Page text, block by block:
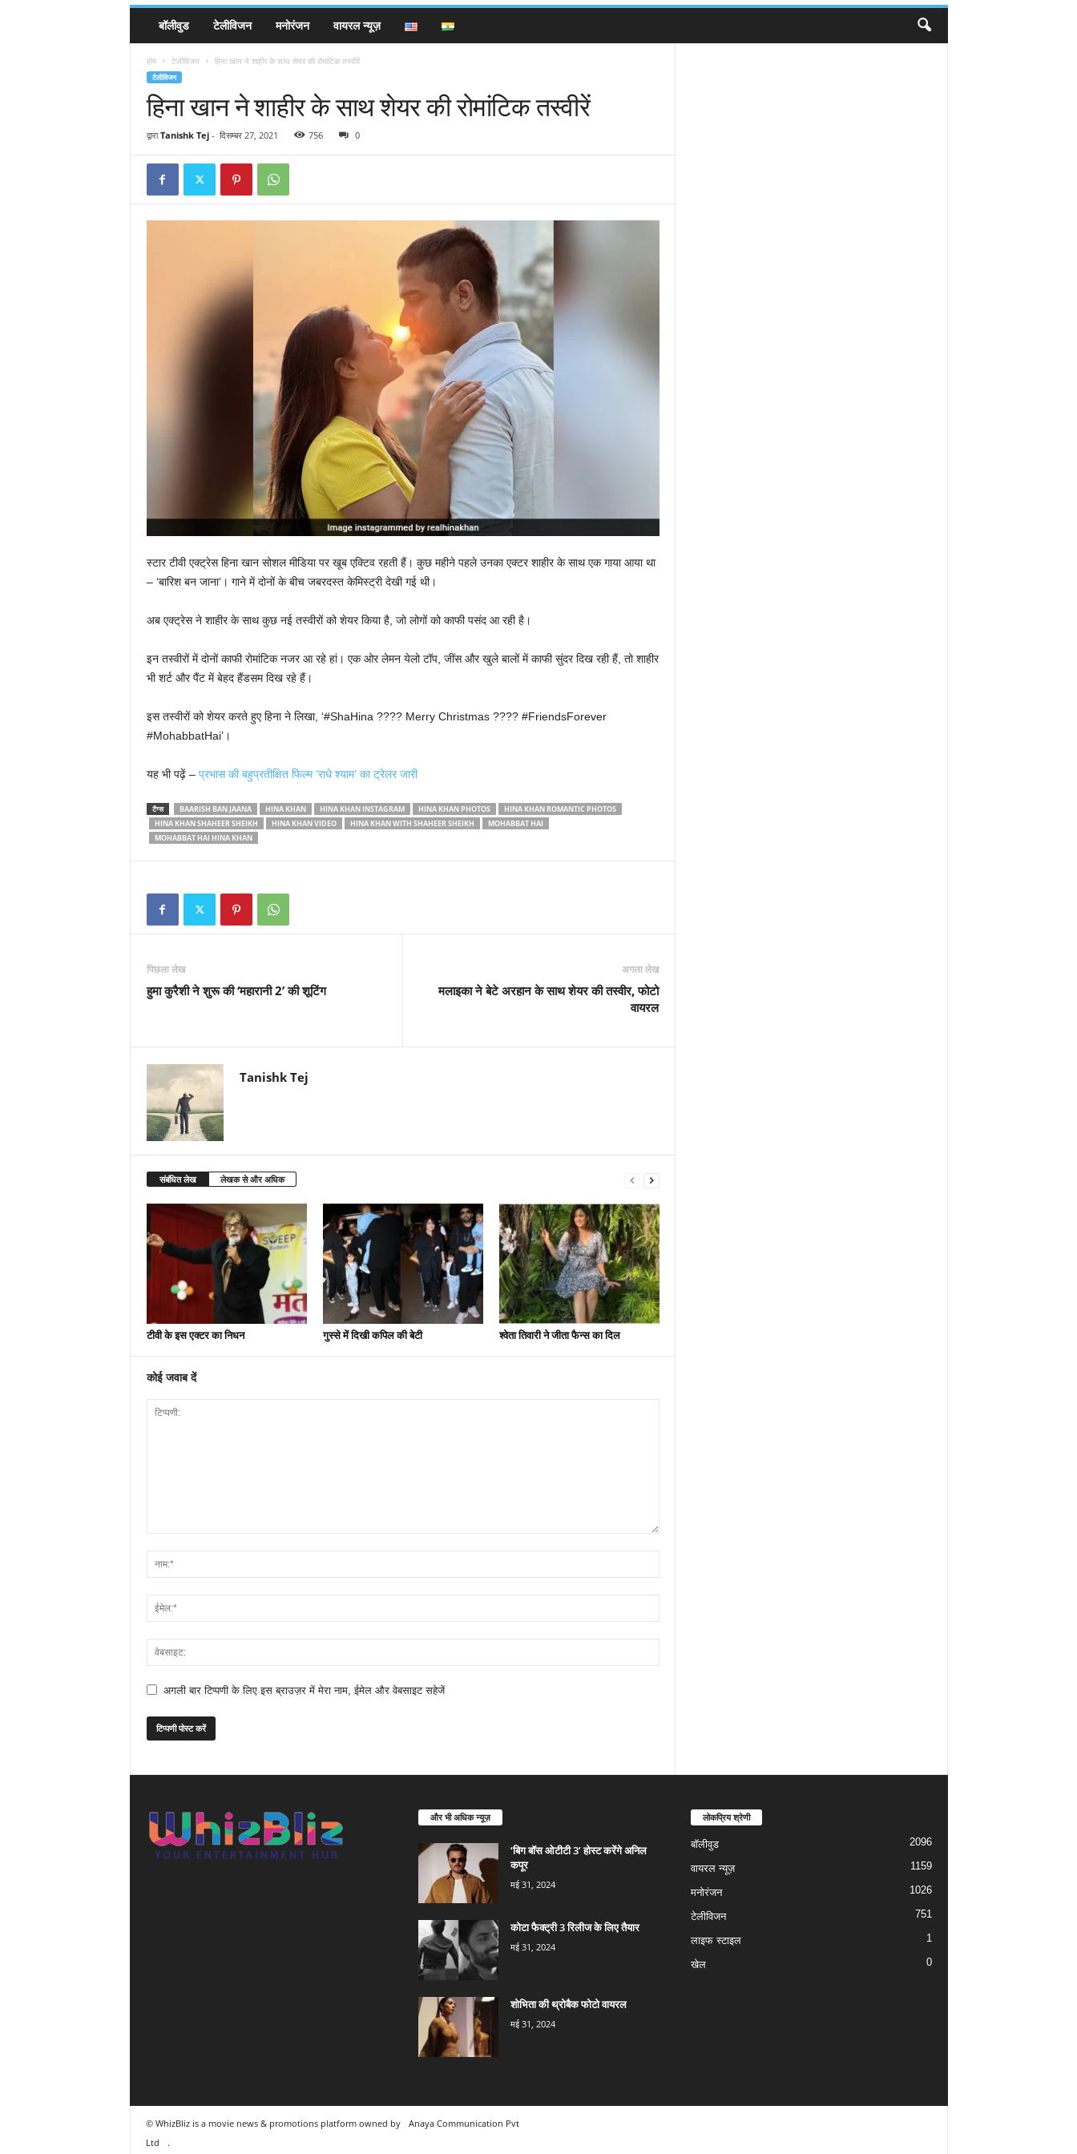
बॉलीवुड टेलीविजन मनोरंजन वायरल न्यूज़
होम टेलीविजन हिना खान ने शाहीर के साथ शेयर की रोमांटिक तस्वीरें
टेलीविजन
हिना खान ने शाहीर के साथ शेयर की रोमांटिक तस्वीरें
द्वारा Tanishk Tej- दिसम्बर 27, 2021 756 0
स्टार टीवी एक्ट्रेस हिना खान सोशल मीडिया पर खूब एक्टिव रहती हैं। कुछ महीने पहले उनका एक्टर शाहीर के साथ एक गाया आया था
– ‘बारिश बन जाना’। गाने में दोनों के बीच जबरदस्त केमिस्ट्री देखी गई थी।
अब एक्ट्रेस ने शाहीर के साथ कुछ नई तस्वीरों को शेयर किया है, जो लोगों को काफी पसंद आ रही है।
इन तस्वीरों में दोनों काफी रोमांटिक नजर आ रहे हां। एक ओर लेमन येलो टॉप, जींस और खुले बालों में काफी सुंदर दिख रही हैं, तो शाहीर
भी शर्ट और पैंट में बेहद हैंडसम दिख रहे हैं।
इस तस्वीरों को शेयर करते हुए हिना ने लिखा, ‘#ShaHina ???? Merry Christmas ???? #FriendsForever
#MohabbatHai’।
यह भी पढ़ें – प्रभास की बहुप्रतीक्षित फिल्म ‘राधे श्याम’ का ट्रेलर जारी
टैग्स BAARISH BAN JAANA HINA KHAN HINA KHAN INSTAGRAM HINA KHAN PHOTOS
HINA KHAN ROMANTIC PHOTOS
HINA KHAN SHAHEER SHEIKH
HINA KHAN VIDEO HINA KHAN WITH SHAHEER SHEIKH
MOHABBAT HAI
MOHABBAT HAI HINA KHAN
पिछला लेख
हुमा कुरैशी ने शुरू की ‘महारानी 2’ की शूटिंग
अगला लेख
मलाइका ने बेटे अरहान के साथ शेयर की तस्वीर, फोटो
वायरल
Tanishk Tej
संबंधित लेख लेखक से और अधिक
टीवी के इस एक्टर का निधन गुस्से में दिखी कपिल की बेटी श्वेता तिवारी ने जीता फैन्स का दिल
कोई जवाब दें
अगली बार टिप्पणी के लिए इस ब्राउज़र में मेरा नाम, ईमेल और वेबसाइट सहेजें
और भी अधिक न्यूज़
‘बिग बॉस ओटीटी 3’ होस्ट करेंगे अनिल
कपूर
मई 31, 2024
कोटा फैक्ट्री 3 रिलीज के लिए तैयार
मई 31, 2024
शोभिता की थ्रोबैक फोटो वायरल
मई 31, 2024
लोकप्रिय श्रेणी
बॉलीवुड 2096
वायरल न्यूज़ 1159
मनोरंजन 1026
टेलीविजन 751
लाइफ स्टाइल 1
खेल 0
© WhizBliz is a movie news & promotions platform owned by
Anaya Communication Pvt
Ltd
.